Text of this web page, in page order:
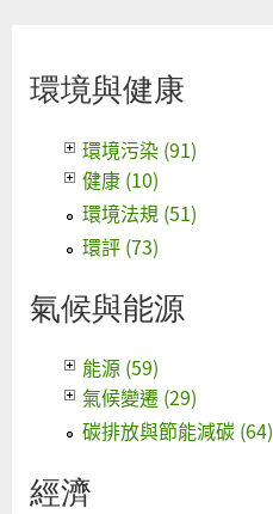
環境與健康
環境污染 (91)
健康 (10)
環境法規 (51)
環評 (73)
氣候與能源
能源 (59)
氣候變遷 (29)
碳排放與節能減碳 (64)
經濟